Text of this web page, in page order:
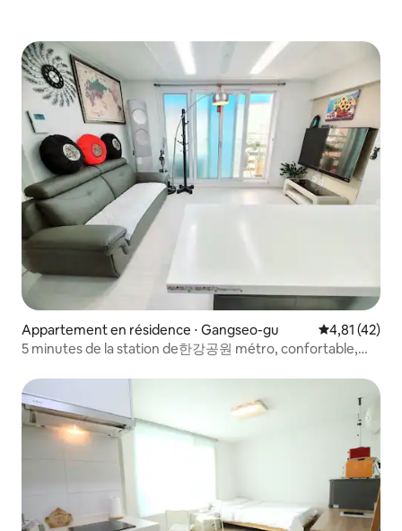
Appartement en résidence ⋅ Gangseo-gu Évaluation
4,81 (42)
5 minutes de la station de한강공원 métro, confortable,